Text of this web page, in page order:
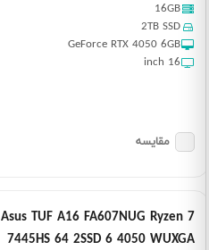
16GB
2TB SSD
GeForce RTX 4050 6GB
16 inch
مقایسه
Asus TUF A16 FA607NUG Ryzen 7
7445HS 64 2SSD 6 4050 WUXGA